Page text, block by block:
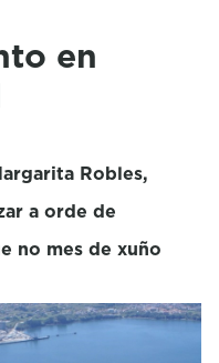
en
Robles,
a orde de
no mes de xuño